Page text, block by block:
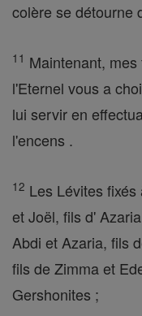
colère se détourne
11 Maintenant,
l'Eternel vous a
lui servir en
l'encens .
12 Les Lévites
et Joël, fils d'
Abdi et Azaria, fils
fils de Zimma et
Gershonites ;